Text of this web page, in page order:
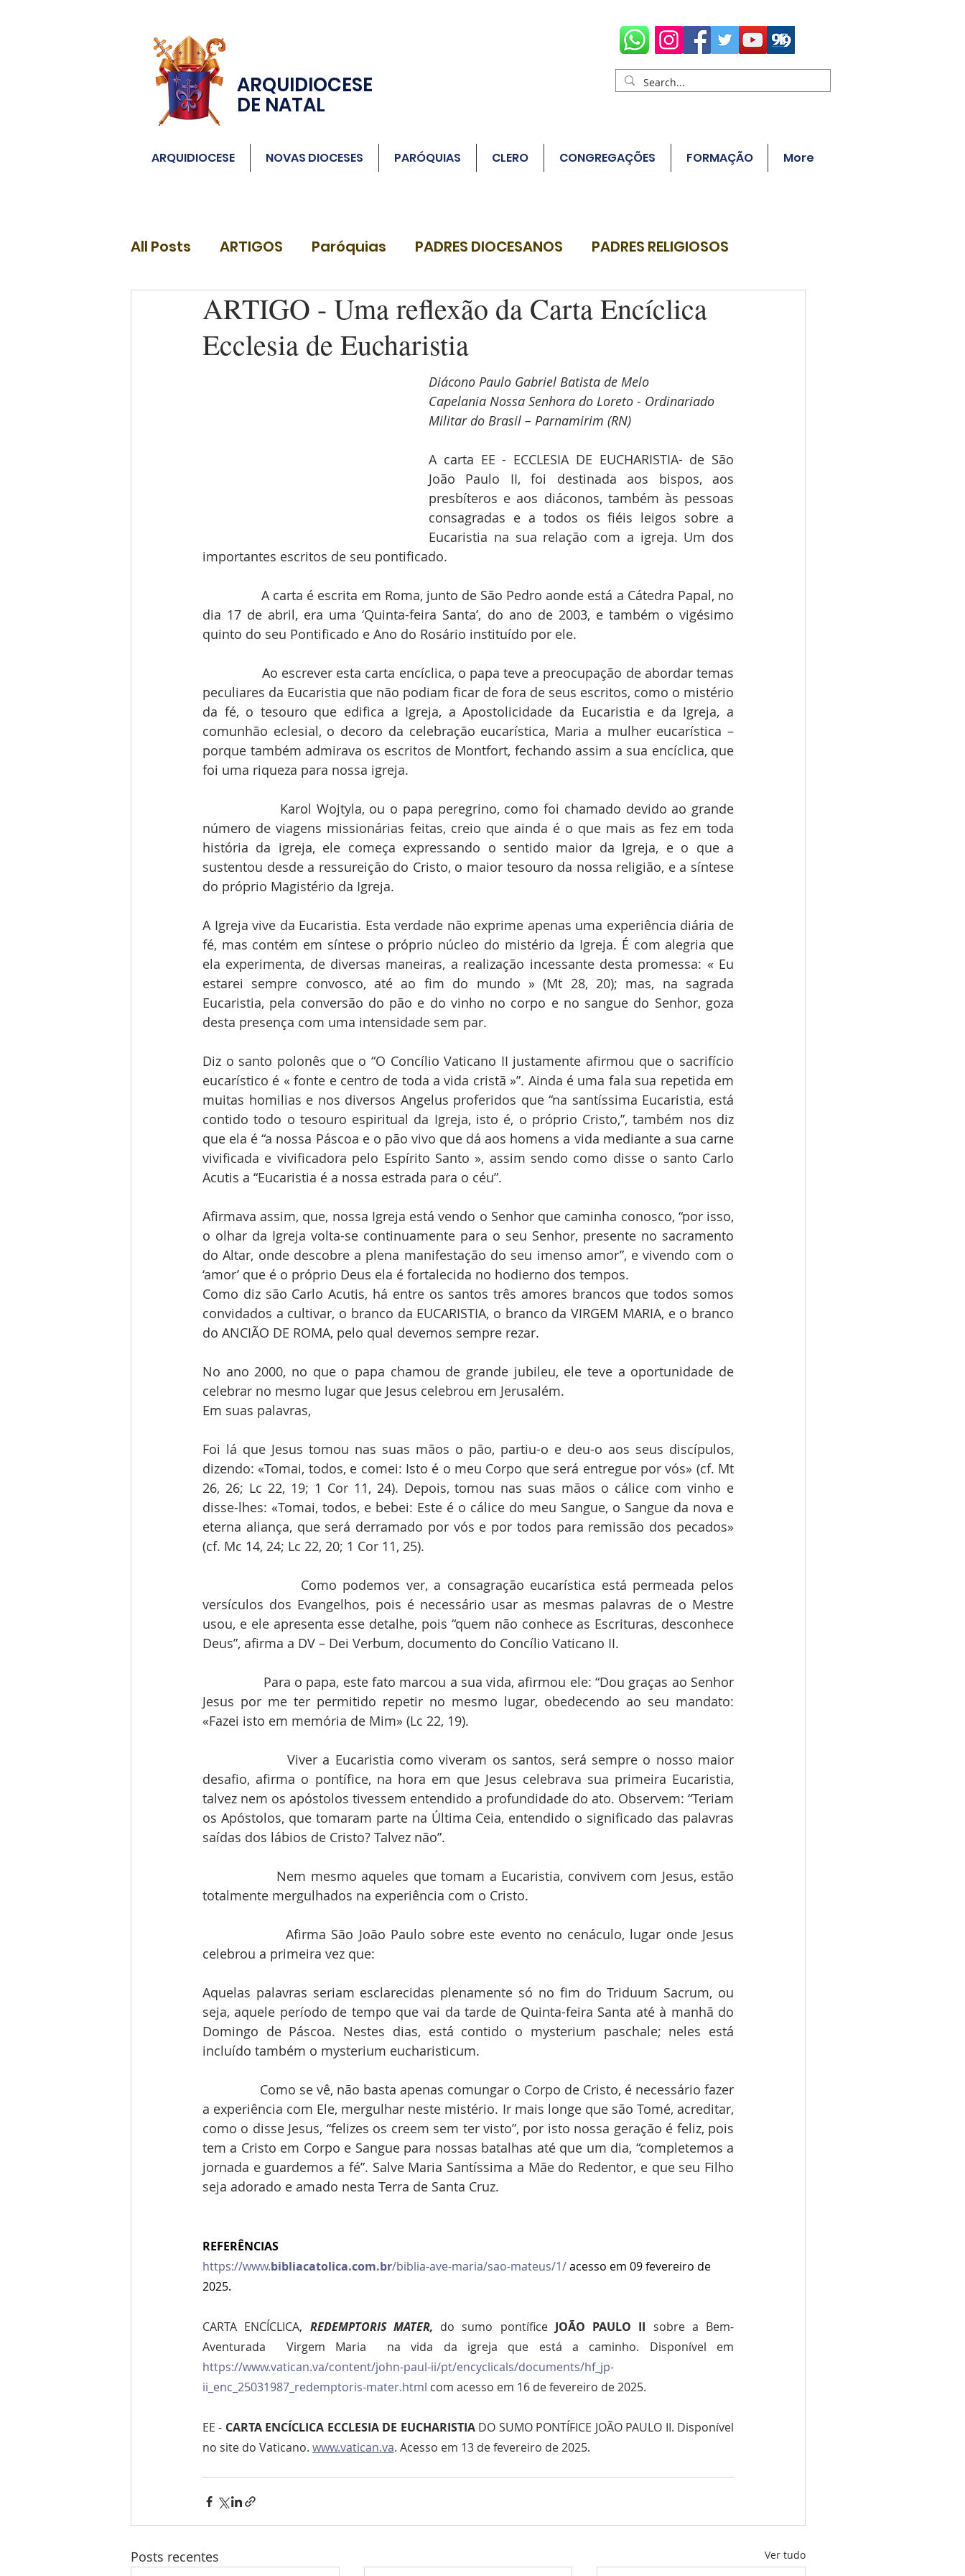
ARQUIDIOCESE
DE NATAL
ARQUIDIOCESE NOVAS DIOCESES PARÓQUIAS CLERO CONGREGAÇÕES FORMAÇÃO More
All Posts ARTIGOS Paróquias PADRES DIOCESANOS PADRES RELIGIOSOS
DIÁCONOSARTIGO - Uma reflexão da Carta Encíclica
Ecclesia de Eucharistia
Diácono Paulo Gabriel Batista de Melo
Capelania Nossa Senhora do Loreto - Ordinariado
Militar do Brasil – Parnamirim (RN)
A carta EE - ECCLESIA DE EUCHARISTIA- de São
João Paulo II, foi destinada aos bispos, aos
presbíteros e aos diáconos, também às pessoas
consagradas e a todos os fiéis leigos sobre a
Eucaristia na sua relação com a igreja. Um dos
importantes escritos de seu pontificado.
A carta é escrita em Roma, junto de São Pedro aonde está a Cátedra Papal, no
dia 17 de abril, era uma ‘Quinta-feira Santa’, do ano de 2003, e também o vigésimo
quinto do seu Pontificado e Ano do Rosário instituído por ele.
Ao escrever esta carta encíclica, o papa teve a preocupação de abordar temas
peculiares da Eucaristia que não podiam ficar de fora de seus escritos, como o mistério
da fé, o tesouro que edifica a Igreja, a Apostolicidade da Eucaristia e da Igreja, a
comunhão eclesial, o decoro da celebração eucarística, Maria a mulher eucarística –
porque também admirava os escritos de Montfort, fechando assim a sua encíclica, que
foi uma riqueza para nossa igreja.
Karol Wojtyla, ou o papa peregrino, como foi chamado devido ao grande
número de viagens missionárias feitas, creio que ainda é o que mais as fez em toda
história da igreja, ele começa expressando o sentido maior da Igreja, e o que a
sustentou desde a ressureição do Cristo, o maior tesouro da nossa religião, e a síntese
do próprio Magistério da Igreja.
A Igreja vive da Eucaristia. Esta verdade não exprime apenas uma experiência diária de
fé, mas contém em síntese o próprio núcleo do mistério da Igreja. É com alegria que
ela experimenta, de diversas maneiras, a realização incessante desta promessa: « Eu
estarei sempre convosco, até ao fim do mundo » (Mt 28, 20); mas, na sagrada
Eucaristia, pela conversão do pão e do vinho no corpo e no sangue do Senhor, goza
desta presença com uma intensidade sem par.
Diz o santo polonês que o “O Concílio Vaticano II justamente afirmou que o sacrifício
eucarístico é « fonte e centro de toda a vida cristã »”. Ainda é uma fala sua repetida em
muitas homilias e nos diversos Angelus proferidos que “na santíssima Eucaristia, está
contido todo o tesouro espiritual da Igreja, isto é, o próprio Cristo,”, também nos diz
que ela é “a nossa Páscoa e o pão vivo que dá aos homens a vida mediante a sua carne
vivificada e vivificadora pelo Espírito Santo », assim sendo como disse o santo Carlo
Acutis a “Eucaristia é a nossa estrada para o céu”.
Afirmava assim, que, nossa Igreja está vendo o Senhor que caminha conosco, “por isso,
o olhar da Igreja volta-se continuamente para o seu Senhor, presente no sacramento
do Altar, onde descobre a plena manifestação do seu imenso amor”, e vivendo com o
‘amor’ que é o próprio Deus ela é fortalecida no hodierno dos tempos.
Como diz são Carlo Acutis, há entre os santos três amores brancos que todos somos
convidados a cultivar, o branco da EUCARISTIA, o branco da VIRGEM MARIA, e o branco
do ANCIÃO DE ROMA, pelo qual devemos sempre rezar.
No ano 2000, no que o papa chamou de grande jubileu, ele teve a oportunidade de
celebrar no mesmo lugar que Jesus celebrou em Jerusalém.
Em suas palavras,
Foi lá que Jesus tomou nas suas mãos o pão, partiu-o e deu-o aos seus discípulos,
dizendo: «Tomai, todos, e comei: Isto é o meu Corpo que será entregue por vós» (cf. Mt
26, 26; Lc 22, 19; 1 Cor 11, 24). Depois, tomou nas suas mãos o cálice com vinho e
disse-lhes: «Tomai, todos, e bebei: Este é o cálice do meu Sangue, o Sangue da nova e
eterna aliança, que será derramado por vós e por todos para remissão dos pecados»
(cf. Mc 14, 24; Lc 22, 20; 1 Cor 11, 25).
Como podemos ver, a consagração eucarística está permeada pelos
versículos dos Evangelhos, pois é necessário usar as mesmas palavras de o Mestre
usou, e ele apresenta esse detalhe, pois “quem não conhece as Escrituras, desconhece
Deus”, afirma a DV – Dei Verbum, documento do Concílio Vaticano II.
Para o papa, este fato marcou a sua vida, afirmou ele: “Dou graças ao Senhor
Jesus por me ter permitido repetir no mesmo lugar, obedecendo ao seu mandato:
«Fazei isto em memória de Mim» (Lc 22, 19).
Viver a Eucaristia como viveram os santos, será sempre o nosso maior
desafio, afirma o pontífice, na hora em que Jesus celebrava sua primeira Eucaristia,
talvez nem os apóstolos tivessem entendido a profundidade do ato. Observem: “Teriam
os Apóstolos, que tomaram parte na Última Ceia, entendido o significado das palavras
saídas dos lábios de Cristo? Talvez não”.
Nem mesmo aqueles que tomam a Eucaristia, convivem com Jesus, estão
totalmente mergulhados na experiência com o Cristo.
Afirma São João Paulo sobre este evento no cenáculo, lugar onde Jesus
celebrou a primeira vez que:
Aquelas palavras seriam esclarecidas plenamente só no fim do Triduum Sacrum, ou
seja, aquele período de tempo que vai da tarde de Quinta-feira Santa até à manhã do
Domingo de Páscoa. Nestes dias, está contido o mysterium paschale; neles está
incluído também o mysterium eucharisticum.
Como se vê, não basta apenas comungar o Corpo de Cristo, é necessário fazer
a experiência com Ele, mergulhar neste mistério. Ir mais longe que são Tomé, acreditar,
como o disse Jesus, “felizes os creem sem ter visto”, por isto nossa geração é feliz, pois
tem a Cristo em Corpo e Sangue para nossas batalhas até que um dia, “completemos a
jornada e guardemos a fé”. Salve Maria Santíssima a Mãe do Redentor, e que seu Filho
seja adorado e amado nesta Terra de Santa Cruz.
REFERÊNCIAS
https://www.bibliacatolica.com.br/biblia-ave-maria/sao-mateus/1/ acesso em 09 fevereiro de
2025.
CARTA ENCÍCLICA, REDEMPTORIS MATER, do sumo pontífice JOÃO PAULO II sobre a Bem-
https://www.vatican.va/content/john-paul-ii/pt/encyclicals/documents/hf_jp-
ii_enc_25031987_redemptoris-mater.html com acesso em 16 de fevereiro de 2025.
EE - CARTA ENCÍCLICA ECCLESIA DE EUCHARISTIA DO SUMO PONTÍFICE JOÃO PAULO II. Disponível
no site do Vaticano. www.vatican.va. Acesso em 13 de fevereiro de 2025.
Posts recentes Ver tudo